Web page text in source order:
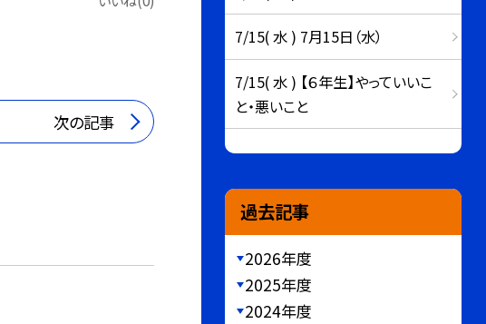
次の記事
7/15( 水 ) 7月15日（水）
7/15( 水 ) 【６年生】やっていいこ
と・悪いこと
過去記事
2026年度
2025年度
2024年度